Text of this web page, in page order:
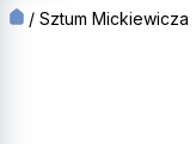
/ Sztum Mickiewicza